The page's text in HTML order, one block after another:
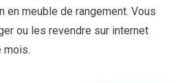
meuble de rangement. Vous
ou les revendre sur internet
mois.